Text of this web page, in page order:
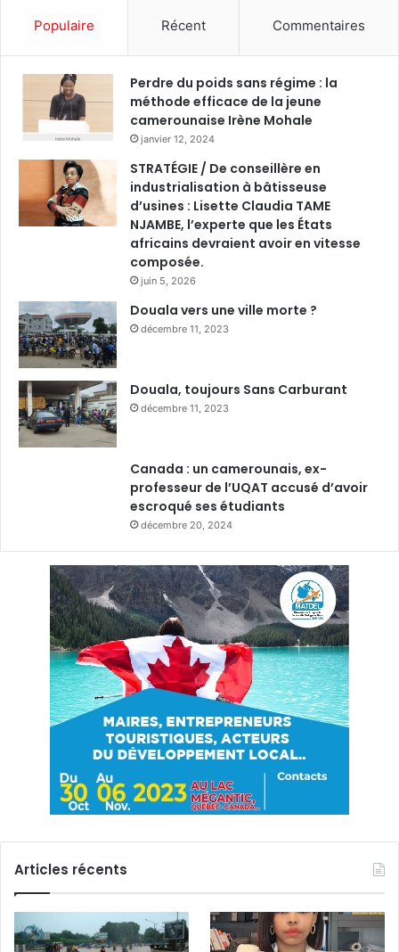
Populaire Récent Commentaires
Perdre du poids sans régime : la
méthode efficace de la jeune
camerounaise Irène Mohale
janvier 12, 2024
STRATÉGIE / De conseillère en
industrialisation à bâtisseuse
d’usines : Lisette Claudia TAME
NJAMBE, l’experte que les États
africains devraient avoir en vitesse
composée.
juin 5, 2026
Douala vers une ville morte ?
décembre 11, 2023
Douala, toujours Sans Carburant
décembre 11, 2023
Canada : un camerounais, ex-
professeur de l’UQAT accusé d’avoir
escroqué ses étudiants
décembre 20, 2024
Articles récents